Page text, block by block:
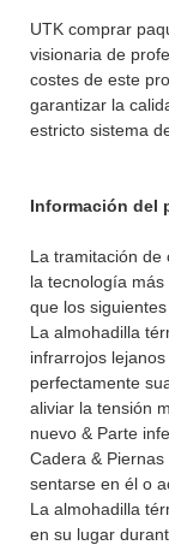
UTK comprar
visionaria de
costes de este
garantizar la
estricto sistema
Información del
La tramitación de
la tecnología
que los
La almohadilla
infrarrojos
perfectamente
aliviar la tensión
nuevo & Parte
Cadera &
sentarse en él o
La almohadilla
en su lugar